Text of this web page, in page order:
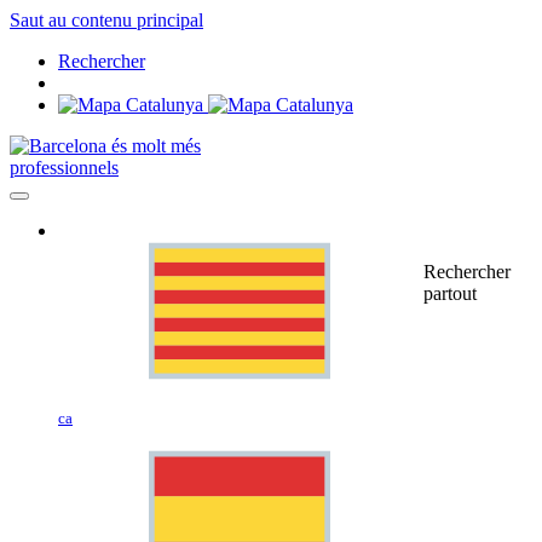
Saut au contenu principal
Rechercher
professionnels
ca
Rechercher
partout